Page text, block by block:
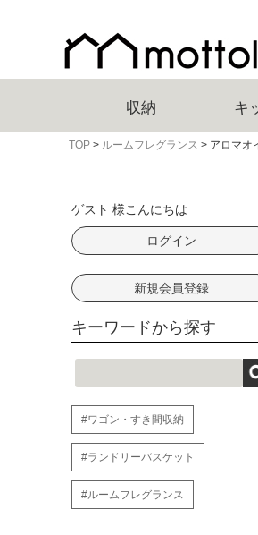
収納 キ
TOP ルームフレグランス アロマオ
ゲスト 様こんにちは
ログイン
新規会員登録
キーワードから探す
#ワゴン・すき間収納
#ランドリーバスケット
#ルームフレグランス